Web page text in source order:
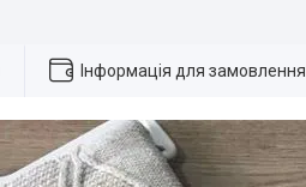
Інформація для замовлення